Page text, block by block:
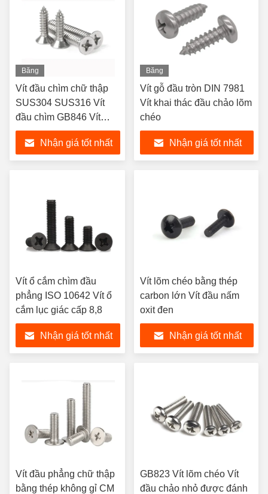
Băng
hình
Vít đầu chìm chữ thập
SUS304 SUS316 Vít
đầu chìm GB846 Vít
khai thác đầu chìm
Nhận giá tốt nhất
Băng
hình
Vít gỗ đầu tròn DIN 7981
Vít khai thác đầu chảo lõm
chéo
Nhận giá tốt nhất
Vít ổ cắm chìm đầu
phẳng ISO 10642 Vít ổ
cắm lục giác cấp 8,8
Nhận giá tốt nhất
Vít lõm chéo bằng thép
carbon lớn Vít đầu nấm
oxit đen
Nhận giá tốt nhất
Vít đầu phẳng chữ thập
bằng thép không gỉ CM
GB823 Vít lõm chéo Vít
đầu chảo nhỏ được đánh